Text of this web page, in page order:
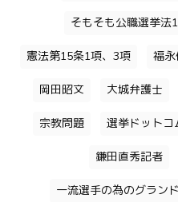
そもそも公職選挙法
憲法第15条1項、3項 福永
岡田昭文 大城弁護士
宗教問題 選挙ドットコ
鎌田直秀記者
一流選手の為のグラン